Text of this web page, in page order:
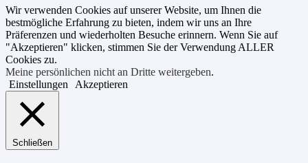
Wir verwenden Cookies auf unserer Website, um Ihnen die
bestmögliche Erfahrung zu bieten, indem wir uns an Ihre
Präferenzen und wiederholten Besuche erinnern. Wenn Sie auf
"Akzeptieren" klicken, stimmen Sie der Verwendung ALLER
Cookies zu.
Meine persönlichen nicht an Dritte weitergeben.
Einstellungen
Akzeptieren
Schließen